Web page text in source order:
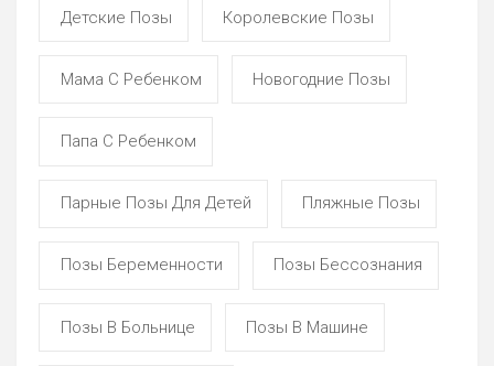
Детские Позы Королевские Позы
Мама С Ребенком Новогодние Позы
Папа С Ребенком
Парные Позы Для Детей Пляжные Позы
Позы Беременности Позы Бессознания
Позы В Больнице Позы В Машине